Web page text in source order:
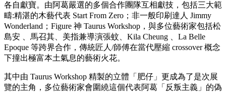
各自獻寶。由阿葛嚴選的多個合作團隊互相獻技，包括三大範
疇:精湛的木藝代表 Start From Zero；非一般印刷達人 Jimmy
Wonderland；Figure 神 Taurus Workshop，與多位藝術家包括松
島安 、馬召其、美指兼導演張蚊、Kila Cheung 、La Belle
Epoque 等跨界合作，傳統匠人/師傅在當代壓縮 crossover 概念
下撞出極富本土氣息的藝術火花。
其中由 Taurus Workshop 精製的立體「肥仔」更成為了是次展
覽的主角，多位藝術家會圍繞這個代表阿葛「反叛主義」的偽